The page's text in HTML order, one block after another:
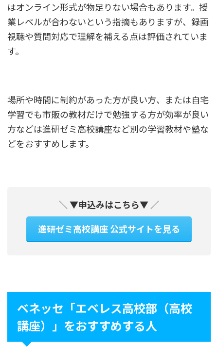
はオンライン形式が物足りない場合もあります。授
業レベルが合わないという指摘もありますが、録画
視聴や質問対応で理解を補える点は評価されていま
す。
場所や時間に制約があった方が良い方、または自宅
学習でも市販の教材だけで勉強する方が効率が良い
方などは進研ゼミ高校講座など別の学習教材や塾な
どをおすすめします。
＼ ▼申込みはこちら▼ ／
進研ゼミ高校講座 公式サイトを見る
ベネッセ「エベレス高校部（高校
講座）」をおすすめする人